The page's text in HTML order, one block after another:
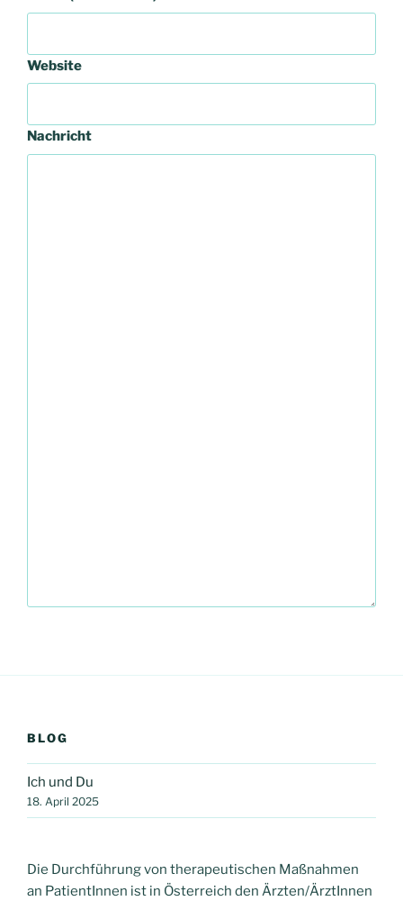
Website
Nachricht
BLOG
Ich und Du
18. April 2025
Die Durchführung von therapeutischen Maßnahmen
an PatientInnen ist in Österreich den Ärzten/ÄrztInnen